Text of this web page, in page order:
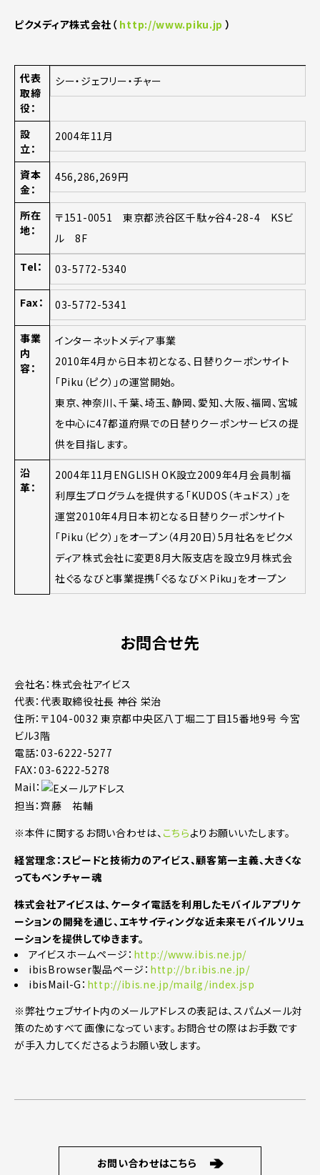
ピクメディア株式会社（ http://www.piku.jp ）
代表
取締
役：
シー・ジェフリー・チャー
設
立：
2004年11月
資本
金：
456,286,269円
所在
地：
〒151-0051 東京都渋谷区千駄ヶ谷4-28-4 KSビ
ル 8F
Tel：
03-5772-5340
Fax： 03-5772-5341
事業
内
容：
インターネットメディア事業
2010年4月から日本初となる、日替りクーポンサイト
「Piku（ピク）」の運営開始。
東京、神奈川、千葉、埼玉、静岡、愛知、大阪、福岡、宮城
を中心に47都道府県での日替りクーポンサービスの提
供を目指します。
沿
革：
2004年11月ENGLISH OK設立2009年4月会員制福
利厚生プログラムを提供する「KUDOS（キュドス）」を
運営2010年4月日本初となる日替りクーポンサイト
「Piku（ピク）」をオープン（4月20日）5月社名をピクメ
ディア株式会社に変更8月大阪支店を設立9月株式会
社ぐるなびと事業提携「ぐるなび×Piku」をオープン
お問合せ先
会社名：株式会社アイビス
代表：代表取締役社長 神谷 栄治
住所：〒104-0032 東京都中央区八丁堀二丁目15番地9号 今宮
ビル3階
電話：03-6222-5277
FAX：03-6222-5278
Mail：
担当：齊藤 祐輔
※本件に関するお問い合わせは、 こちらよりお願いいたします。
経営理念：スピードと技術力のアイビス、顧客第一主義、大きくな
ってもベンチャー魂
株式会社アイビスは、ケータイ電話を利用したモバイルアプリケ
ーションの開発を通じ、エキサイティングな近未来モバイルソリュ
ーションを提供してゆきます。
アイビスホームページ： http://www.ibis.ne.jp/
ibisBrowser製品ページ： http://br.ibis.ne.jp/
ibisMail-G： http://ibis.ne.jp/mailg/index.jsp
※弊社ウェブサイト内のメールアドレスの表記は、スパムメール対
策のためすべて画像になっています。お問合せの際はお手数です
が手入力してくださるようお願い致します。
お問い合わせはこちら